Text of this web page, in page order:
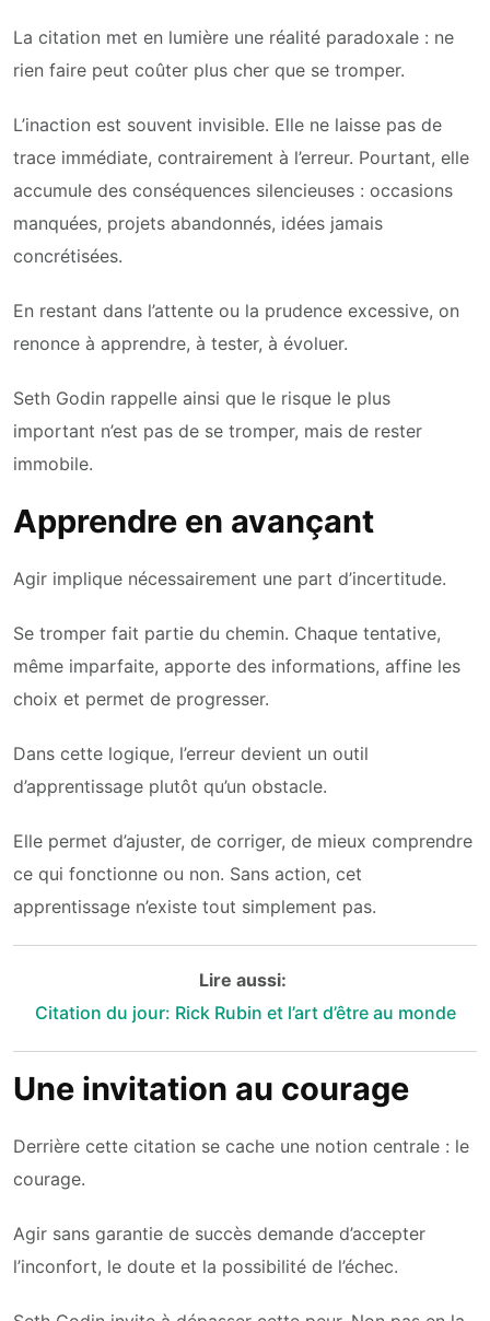
La citation met en lumière une réalité paradoxale : ne
rien faire peut coûter plus cher que se tromper.
L’inaction est souvent invisible. Elle ne laisse pas de
trace immédiate, contrairement à l’erreur. Pourtant, elle
accumule des conséquences silencieuses : occasions
manquées, projets abandonnés, idées jamais
concrétisées.
En restant dans l’attente ou la prudence excessive, on
renonce à apprendre, à tester, à évoluer.
Seth Godin rappelle ainsi que le risque le plus
important n’est pas de se tromper, mais de rester
immobile.
Apprendre en avançant
Agir implique nécessairement une part d’incertitude.
Se tromper fait partie du chemin. Chaque tentative,
même imparfaite, apporte des informations, affine les
choix et permet de progresser.
Dans cette logique, l’erreur devient un outil
d’apprentissage plutôt qu’un obstacle.
Elle permet d’ajuster, de corriger, de mieux comprendre
ce qui fonctionne ou non. Sans action, cet
apprentissage n’existe tout simplement pas.
Lire aussi:
Citation du jour: Rick Rubin et l’art d’être au monde
Une invitation au courage
Derrière cette citation se cache une notion centrale : le
courage.
Agir sans garantie de succès demande d’accepter
l’inconfort, le doute et la possibilité de l’échec.